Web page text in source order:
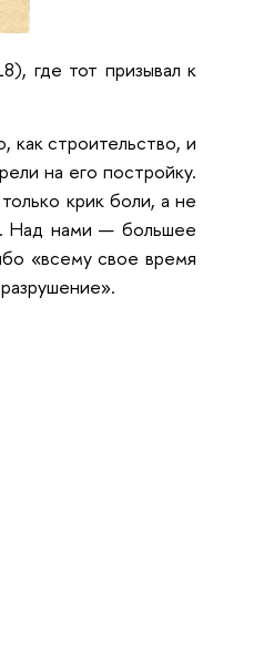
где тот призывал к
строительство, и
на его постройку.
крик боли, а не
Над нами — большее
«всему свое время